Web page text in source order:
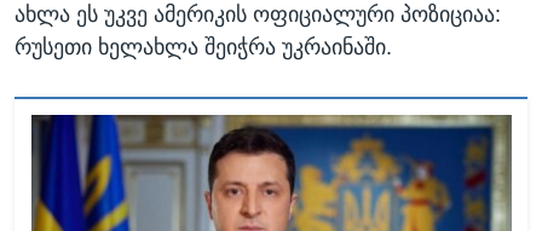
ახლა ეს უკვე ამერიკის ოფიციალური პოზიციაა:
რუსეთი ხელახლა შეიჭრა უკრაინაში.